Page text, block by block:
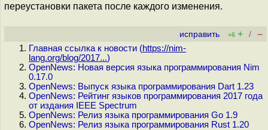
переустановки пакета после каждого изменения.
исправить +6 + / –
Главная ссылка к новости (https://nim-
lang.org/blog/2017...)
OpenNews: Новая версия языка программирования Nim
0.17.0
OpenNews: Выпуск языка программирования Dart 1.23
OpenNews: Рейтинг языков программирования 2017 года
от издания IEEE Spectrum
OpenNews: Релиз языка программирования Go 1.9
OpenNews: Релиз языка программирования Rust 1.20